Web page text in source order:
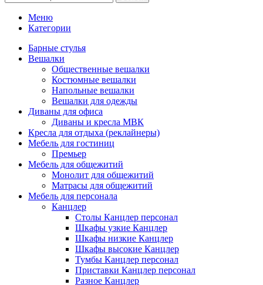
Меню
Категории
Барные стулья
Вешалки
Общественные вешалки
Костюмные вешалки
Напольные вешалки
Вешалки для одежды
Диваны для офиса
Диваны и кресла МВК
Кресла для отдыха (реклайнеры)
Мебель для гостиниц
Премьер
Мебель для общежитий
Монолит для общежитий
Матрасы для общежитий
Мебель для персонала
Канцлер
Столы Канцлер персонал
Шкафы узкие Канцлер
Шкафы низкие Канцлер
Шкафы высокие Канцлер
Тумбы Канцлер персонал
Приставки Канцлер персонал
Разное Канцлер